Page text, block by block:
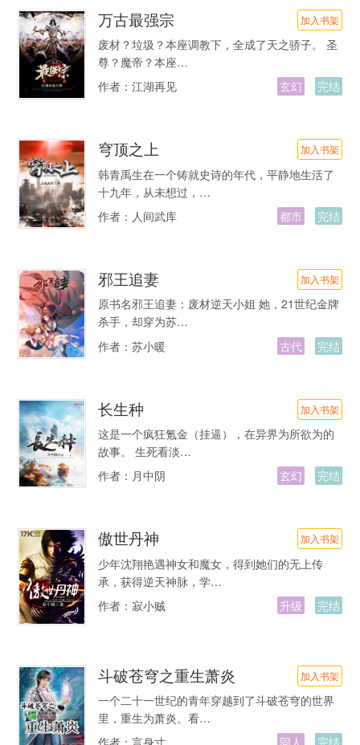
万古最强宗 加入书架
废材？垃圾？本座调教下，全成了天之骄子。 圣
尊？魔帝？本座…
作者： 江湖再见 玄幻 完结
穹顶之上 加入书架
韩青禹生在一个铸就史诗的年代，平静地生活了
十九年，从未想过，…
作者： 人间武库 都市 完结
邪王追妻 加入书架
原书名邪王追妻：废材逆天小姐 她，21世纪金牌
杀手，却穿为苏…
作者： 苏小暖 古代 完结
长生种 加入书架
这是一个疯狂氪金（挂逼），在异界为所欲为的
故事。 生死看淡…
作者： 月中阴 玄幻 完结
傲世丹神 加入书架
少年沈翔艳遇神女和魔女，得到她们的无上传
承，获得逆天神脉，学…
作者： 寂小贼 升级 完结
斗破苍穹之重生萧炎 加入书架
一个二十一世纪的青年穿越到了斗破苍穹的世界
里，重生为萧炎。看…